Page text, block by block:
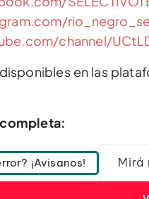
channel/
en las
¡Avisanos! Mirá